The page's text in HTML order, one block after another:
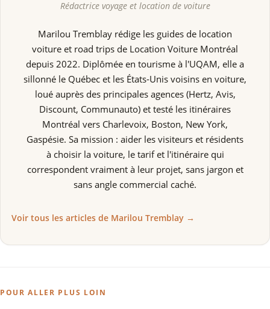
Rédactrice voyage et location de voiture
Marilou Tremblay rédige les guides de location
voiture et road trips de Location Voiture Montréal
depuis 2022. Diplômée en tourisme à l'UQAM, elle a
sillonné le Québec et les États-Unis voisins en voiture,
loué auprès des principales agences (Hertz, Avis,
Discount, Communauto) et testé les itinéraires
Montréal vers Charlevoix, Boston, New York,
Gaspésie. Sa mission : aider les visiteurs et résidents
à choisir la voiture, le tarif et l'itinéraire qui
correspondent vraiment à leur projet, sans jargon et
sans angle commercial caché.
Voir tous les articles de Marilou Tremblay →
POUR ALLER PLUS LOIN